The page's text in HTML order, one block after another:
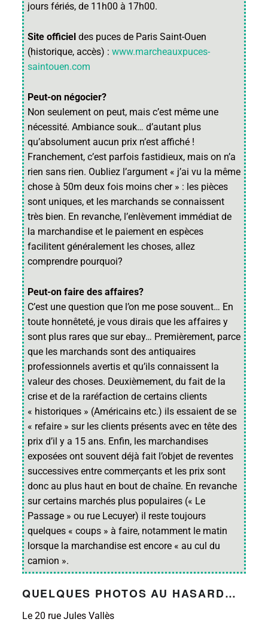
jours fériés, de 11h00 à 17h00.
Site officieldes puces de Paris Saint-Ouen
(historique, accès) : www.marcheauxpuces-
saintouen.com
Peut-on négocier?
Non seulement on peut, mais c’est même une
nécessité. Ambiance souk… d’autant plus
qu’absolument aucun prix n’est affiché !
Franchement, c’est parfois fastidieux, mais on n’a
rien sans rien. Oubliez l’argument « j’ai vu la même
chose à 50m deux fois moins cher » : les pièces
sont uniques, et les marchands se connaissent
très bien. En revanche, l’enlèvement immédiat de
la marchandise et le paiement en espèces
facilitent généralement les choses, allez
comprendre pourquoi?
Peut-on faire des affaires?
C’est une question que l’on me pose souvent… En
toute honnêteté, je vous dirais que les affaires y
sont plus rares que sur ebay… Premièrement, parce
que les marchands sont des antiquaires
professionnels avertis et qu’ils connaissent la
valeur des choses. Deuxièmement, du fait de la
crise et de la raréfaction de certains clients
« historiques » (Américains etc.) ils essaient de se
« refaire » sur les clients présents avec en tête des
prix d’il y a 15 ans. Enfin, les marchandises
exposées ont souvent déjà fait l’objet de reventes
successives entre commerçants et les prix sont
donc au plus haut en bout de chaîne. En revanche
sur certains marchés plus populaires (« Le
Passage » ou rue Lecuyer) il reste toujours
quelques « coups » à faire, notamment le matin
lorsque la marchandise est encore « au cul du
camion ».
QUELQUES PHOTOS AU HASARD…
Le 20 rue Jules Vallès